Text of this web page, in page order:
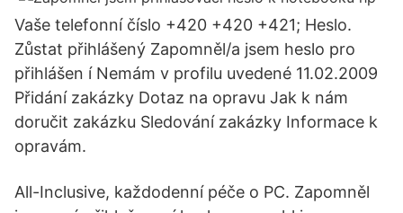
Vaše telefonní číslo +420 +420 +421; Heslo.
Zůstat přihlášený Zapomněl/a jsem heslo pro
přihlášen í Nemám v profilu uvedené 11.02.2009
Přidání zakázky Dotaz na opravu Jak k nám
doručit zakázku Sledování zakázky Informace k
opravám.
All-Inclusive, každodenní péče o PC. Zapomněl